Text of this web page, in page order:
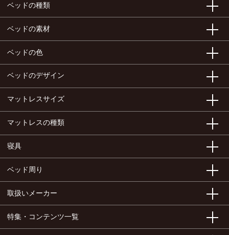
ベッドの種類
ベッドの素材
ベッドの色
ベッドのデザイン
マットレスサイズ
マットレスの種類
寝具
ベッド周り
取扱いメーカー
特集・コンテンツ一覧